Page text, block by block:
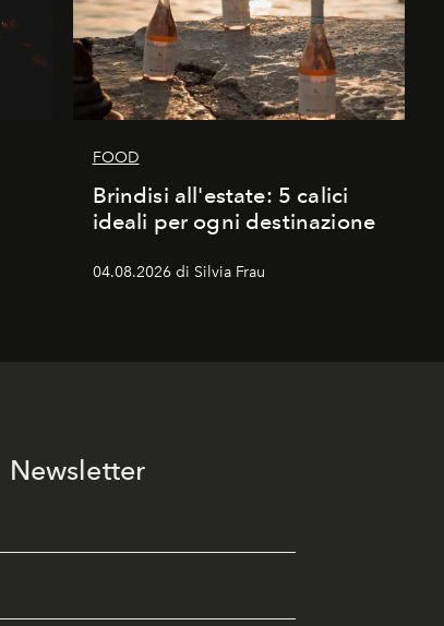
FOOD
Brindisi all'estate: 5 calici
ideali per ogni destinazione
04.08.2026 di Silvia Frau
Newsletter